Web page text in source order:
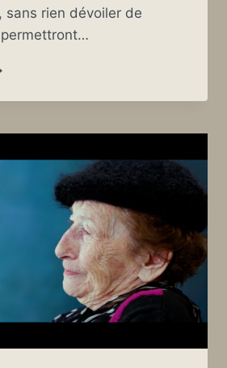
sans rien dévoiler de
permettront…